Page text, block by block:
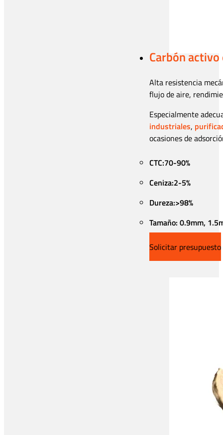
Carbón
Alta resistencia
flujo de aire,
Especialmente
industriales,
ocasiones de
CTC:70-90%
Ceniza:2-5%
Dureza:>98%
Tamaño: 0.9mm,
Solicitar presupuesto